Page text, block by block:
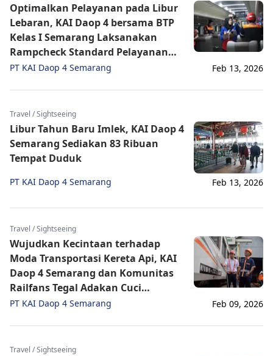
Optimalkan Pelayanan pada Libur
Lebaran, KAI Daop 4 bersama BTP
Kelas I Semarang Laksanakan
Rampcheck Standard Pelayanan
Minimum
PT KAI Daop 4 Semarang Feb 13, 2026
Travel / Sightseeing
Libur Tahun Baru Imlek, KAI Daop 4
Semarang Sediakan 83 Ribuan
Tempat Duduk
PT KAI Daop 4 Semarang Feb 13, 2026
Travel / Sightseeing
Wujudkan Kecintaan terhadap
Moda Transportasi Kereta Api, KAI
Daop 4 Semarang dan Komunitas
Railfans Tegal Adakan Cuci
Lokomotif dan Kereta Bersama
PT KAI Daop 4 Semarang Feb 09, 2026
Travel / Sightseeing